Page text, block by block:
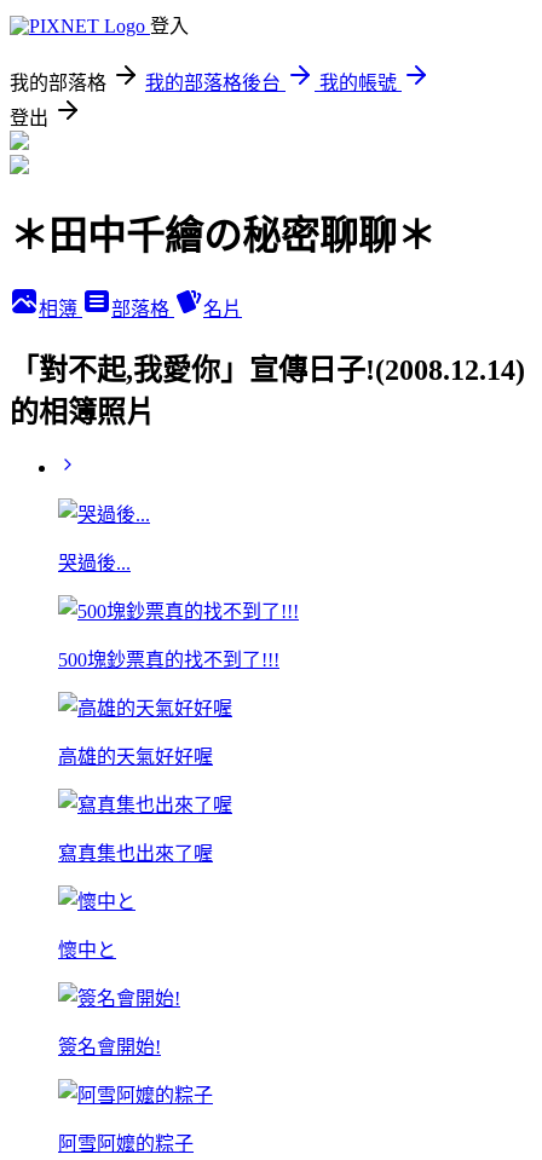
登入
我的部落格 我的部落格後台
我的帳號
登出
＊田中千繪の秘密聊聊＊
相簿 部落格 名片
「對不起,我愛你」宣傳日子!(2008.12.14)
的相簿照片
哭過後...
500塊鈔票真的找不到了!!!
高雄的天氣好好喔
寫真集也出來了喔
懷中と
簽名會開始!
阿雪阿嬤的粽子